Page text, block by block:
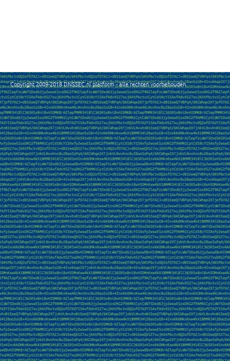
Copyright 2009-2018 DNSSEC.nl platform - alle rechten voorbehouden